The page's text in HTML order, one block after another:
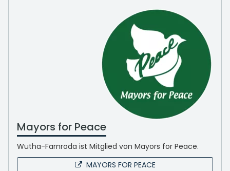
Mayors for Peace
Wutha-Farnroda ist Mitglied von Mayors for Peace.
MAYORS FOR PEACE